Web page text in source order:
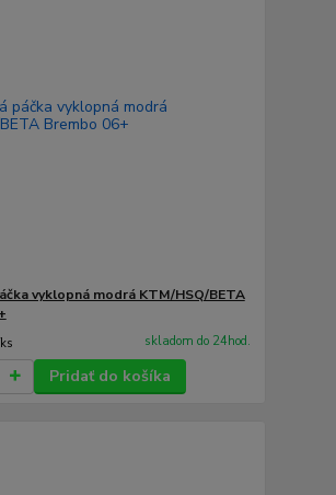
vyklopná modrá KTM/HSQ/BETA
ks skladom do 24hod.
Pridať do košíka